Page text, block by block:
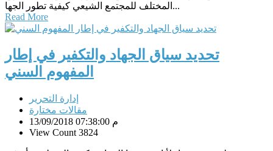
المختلف للمجتمع الشيعي كيفية تطور الجها...
Read More
تحديد سياق الجهاد والتكفير في إطار
المفهوم السني
إدارة التحرير
مقالات مختارة
13/09/2018 07:38:00 م
View Count 3824